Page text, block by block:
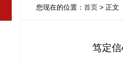
您现在的位置： 首页 > 正文
笃定